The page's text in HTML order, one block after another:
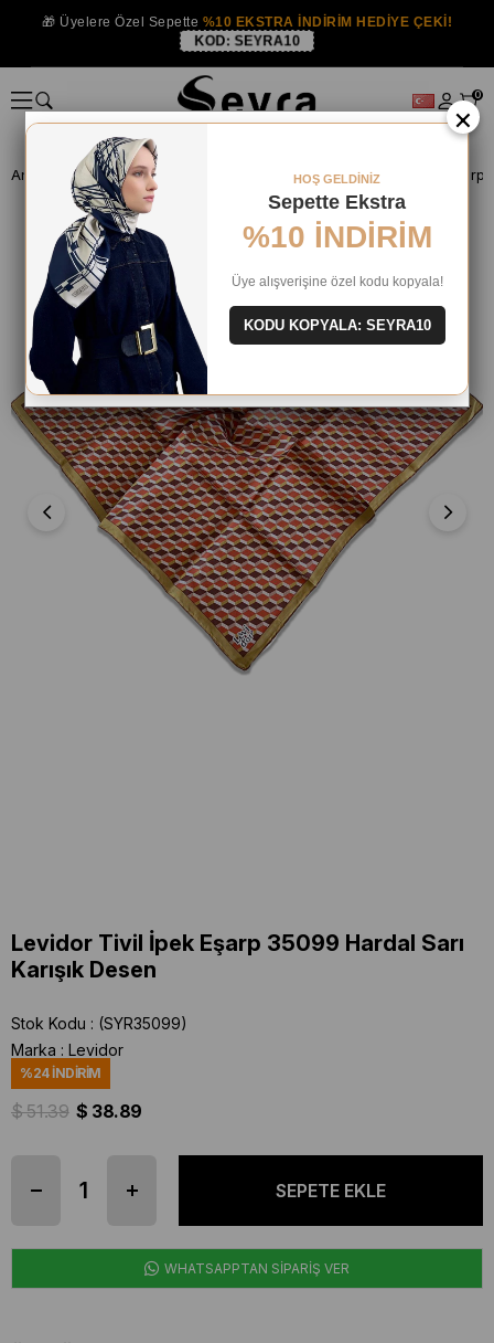
🎁 Üyelere Özel Sepette %10 EKSTRA İNDİRİM HEDİYE ÇEKİ!
KOD: SEYRA10
0
Anasayfa İPEK EŞARP Levidor İpek Eşarp
Levidor Tivil İpek Eşarp 35099 Hardal Sarı
Karışık Desen
Stok Kodu
(SYR35099)
Marka : Levidor
%24İNDIRIM
$ 51.39 $ 38.89
WHATSAPPTAN SİPARİŞ VER
×
HOŞ GELDİNİZ
Sepette Ekstra
%10 İNDİRİM
Üye alışverişine özel kodu kopyala!
KODU KOPYALA: SEYRA10